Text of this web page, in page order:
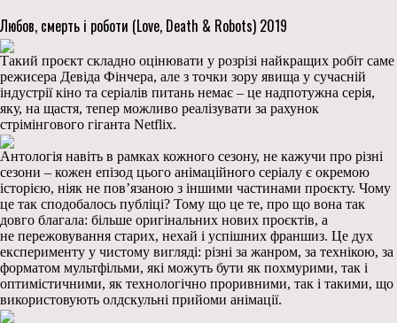
Любов, смерть і роботи (Love, Death & Robots) 2019
Такий проєкт складно оцінювати у розрізі найкращих робіт саме
режисера Девіда Фінчера, але з точки зору явища у сучасній
індустрії кіно та серіалів питань немає – це надпотужна серія,
яку, на щастя, тепер можливо реалізувати за рахунок
стрімінгового гіганта Netflix.
Антологія навіть в рамках кожного сезону, не кажучи про різні
сезони – кожен епізод цього анімаційного серіалу є окремою
історією, ніяк не пов’язаною з іншими частинами проєкту. Чому
це так сподобалось публіці? Тому що це те, про що вона так
довго благала: більше оригінальних нових проєктів, а
не пережовування старих, нехай і успішних франшиз. Це дух
експерименту у чистому вигляді: різні за жанром, за технікою, за
форматом мультфільми, які можуть бути як похмурими, так і
оптимістичними, як технологічно проривними, так і такими, що
використовують олдскульні прийоми анімації.